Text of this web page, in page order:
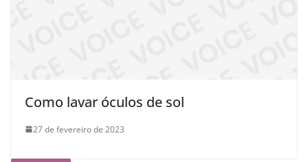
Como lavar óculos de sol
27 de fevereiro de 2023